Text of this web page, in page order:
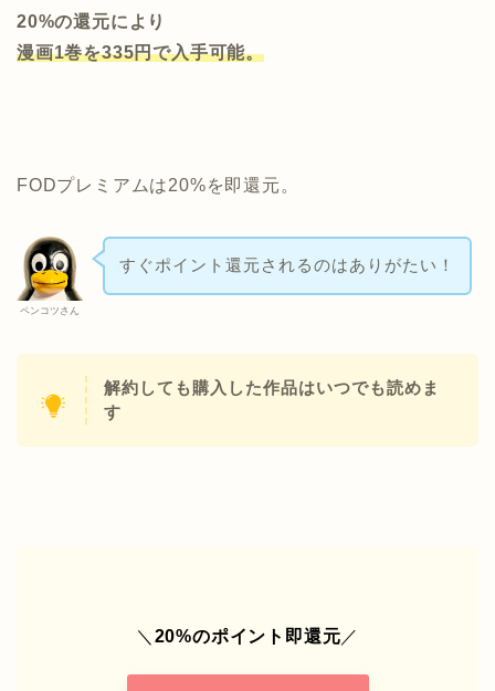
20%の還元により
漫画1巻を335円で入手可能。
FODプレミアムは20%を即還元。
ペンコツさん
すぐポイント還元されるのはありがたい！
解約しても購入した作品はいつでも読めま
す
＼ 20%のポイント即還元／